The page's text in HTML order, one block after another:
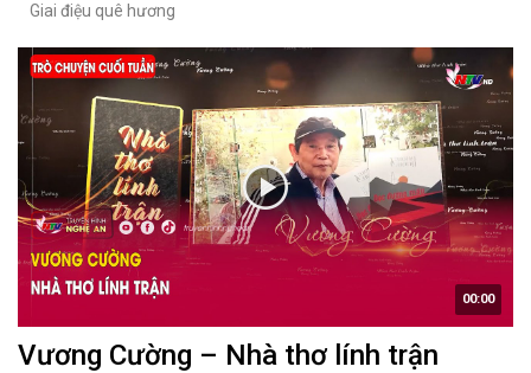
Giai điệu quê hương
00:00
Vương Cường – Nhà thơ lính trận